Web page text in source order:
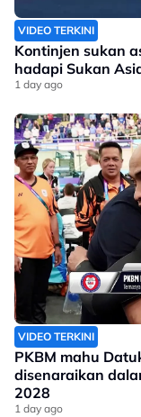
VIDEO TERKINI
Kontinjen sukan
hadapi Sukan
1 day ago
VIDEO TERKINI
PKBM mahu
disenaraikan
2028
1 day ago